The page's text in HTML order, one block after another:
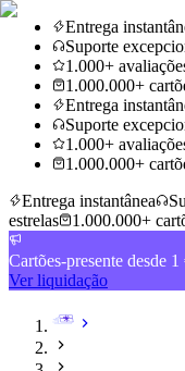
Entrega
Suporte
1.000+
1.000.000+
Entrega
Suporte
1.000+
1.000.000+
Entrega instantânea
estrelas
1.000.000+
Cartões-presente desde
Ver liquidação